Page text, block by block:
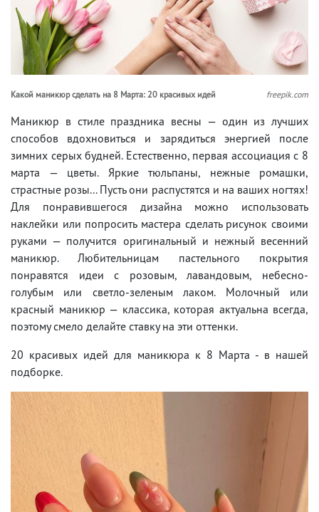
Какой маникюр сделать на 8 Марта: 20 красивых идей freepik.com
Маникюр в стиле праздника весны — один из лучших
способов вдохновиться и зарядиться энергией после
зимних серых будней. Естественно, первая ассоциация с 8
марта — цветы. Яркие тюльпаны, нежные ромашки,
страстные розы... Пусть они распустятся и на ваших ногтях!
Для понравившегося дизайна можно использовать
наклейки или попросить мастера сделать рисунок своими
руками — получится оригинальный и нежный весенний
маникюр. Любительницам пастельного покрытия
понравятся идеи с розовым, лавандовым, небесно-
голубым или светло-зеленым лаком. Молочный или
красный маникюр — классика, которая актуальна всегда,
поэтому смело делайте ставку на эти оттенки.
20 красивых идей для маникюра к 8 Марта - в нашей
подборке.